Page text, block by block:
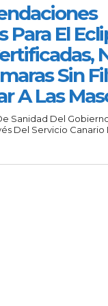
Para El
Sin
A Las
Sanidad Del
Del Servicio Canario